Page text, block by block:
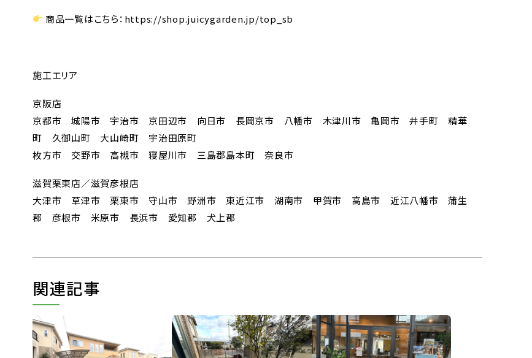
商品一覧はこちら：https://shop.juicygarden.jp/top_sb
施工エリア
京阪店
京都市 城陽市 宇治市 京田辺市 向日市 長岡京市 八幡市 木津川市 亀岡市 井手町 精華
町 久御山町 大山崎町 宇治田原町
枚方市 交野市 高槻市 寝屋川市 三島郡島本町 奈良市
滋賀栗東店／滋賀彦根店
大津市 草津市 栗東市 守山市 野洲市 東近江市 湖南市 甲賀市 高島市 近江八幡市 蒲生
郡 彦根市 米原市 長浜市 愛知郡 犬上郡
関連記事